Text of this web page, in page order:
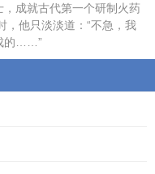
成就古代第一个研制火药
，他只淡淡道：“不急，我
的……”